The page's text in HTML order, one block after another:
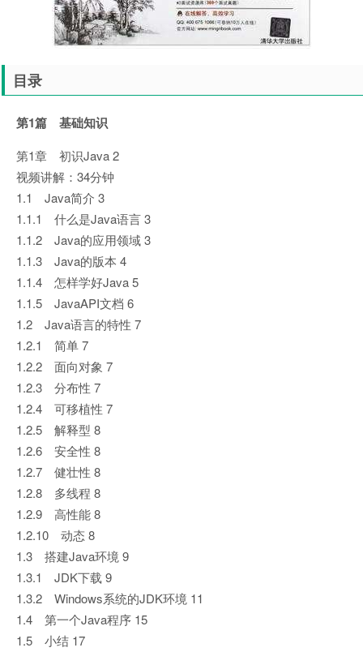
目录
第1篇 基础知识
第1章 初识Java 2
视频讲解：34分钟
1.1 Java简介 3
1.1.1 什么是Java语言 3
1.1.2 Java的应用领域 3
1.1.3 Java的版本 4
1.1.4 怎样学好Java 5
1.1.5 JavaAPI文档 6
1.2 Java语言的特性 7
1.2.1 简单 7
1.2.2 面向对象 7
1.2.3 分布性 7
1.2.4 可移植性 7
1.2.5 解释型 8
1.2.6 安全性 8
1.2.7 健壮性 8
1.2.8 多线程 8
1.2.9 高性能 8
1.2.10 动态 8
1.3 搭建Java环境 9
1.3.1 JDK下载 9
1.3.2 Windows系统的JDK环境 11
1.4 第一个Java程序 15
1.5 小结 17